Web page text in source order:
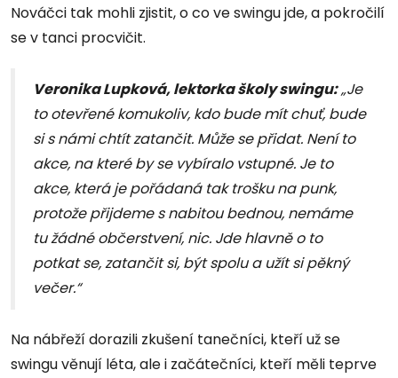
Nováčci tak mohli zjistit, o co ve swingu jde, a pokročilí
se v tanci procvičit.
Veronika Lupková, lektorka školy swingu:„Je
to otevřené komukoliv, kdo bude mít chuť, bude
si s námi chtít zatančit. Může se přidat. Není to
akce, na které by se vybíralo vstupné. Je to
akce, která je pořádaná tak trošku na punk,
protože přijdeme s nabitou bednou, nemáme
tu žádné občerstvení, nic. Jde hlavně o to
potkat se, zatančit si, být spolu a užít si pěkný
večer.“
Na nábřeží dorazili zkušení tanečníci, kteří už se
swingu věnují léta, ale i začátečníci, kteří měli teprve